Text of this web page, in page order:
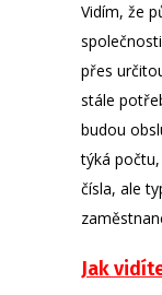
Vidím, že
přes
stále
budou
týká
čísla, ale
Jak